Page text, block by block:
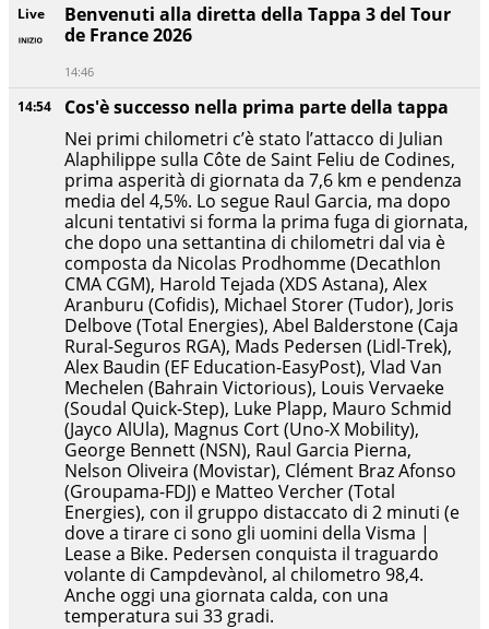
14:54
Cos'è successo nella prima parte della tappa
Nei primi chilometri c’è stato l’attacco di Julian
Alaphilippe sulla Côte de Saint Feliu de Codines,
prima asperità di giornata da 7,6 km e pendenza
media del 4,5%. Lo segue Raul Garcia, ma dopo
alcuni tentativi si forma la prima fuga di giornata,
che dopo una settantina di chilometri dal via è
composta da Nicolas Prodhomme (Decathlon
CMA CGM), Harold Tejada (XDS Astana), Alex
Aranburu (Cofidis), Michael Storer (Tudor), Joris
Delbove (Total Energies), Abel Balderstone (Caja
Rural-Seguros RGA), Mads Pedersen (Lidl-Trek),
Alex Baudin (EF Education-EasyPost), Vlad Van
Mechelen (Bahrain Victorious), Louis Vervaeke
(Soudal Quick-Step), Luke Plapp, Mauro Schmid
(Jayco AlUla), Magnus Cort (Uno-X Mobility),
George Bennett (NSN), Raul Garcia Pierna,
Nelson Oliveira (Movistar), Clément Braz Afonso
(Groupama-FDJ) e Matteo Vercher (Total
Energies), con il gruppo distaccato di 2 minuti (e
dove a tirare ci sono gli uomini della Visma |
Lease a Bike. Pedersen conquista il traguardo
volante di Campdevànol, al chilometro 98,4.
Anche oggi una giornata calda, con una
temperatura sui 33 gradi.
Live
Benvenuti alla diretta della Tappa 3 del Tour
de France 2026
14:46